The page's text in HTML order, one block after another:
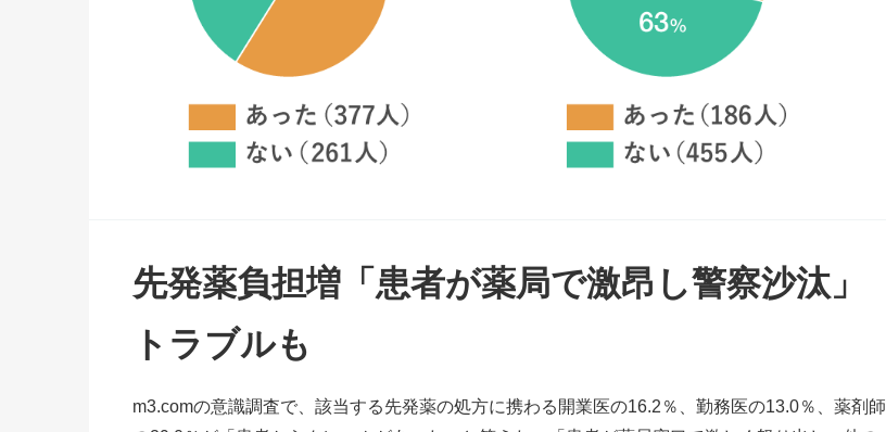
先発薬負担増「患者が薬局で激昂し警察沙汰」
トラブルも
m3.comの意識調査で、該当する先発薬の処方に携わる開業医の16.2％、勤務医の13.0％、薬剤師